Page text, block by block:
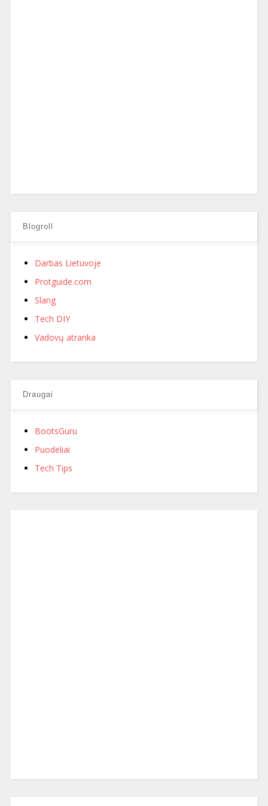
Blogroll
Darbas Lietuvoje
Protguide.com
Slang
Tech DIY
Vadovų atranka
Draugai
BootsGuru
Puodeliai
Tech Tips